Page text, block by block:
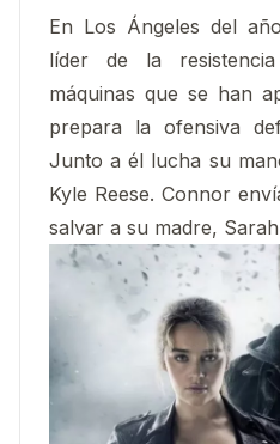
En Los Ángeles del
líder de la
máquinas que se han
prepara la ofensiva
Junto a él lucha su
Kyle Reese. Connor
salvar a su madre,